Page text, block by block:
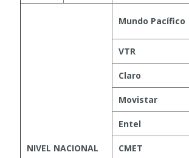
NIVEL NACIONAL
Mundo Pacífico
VTR
Claro
Movistar
Entel
CMET